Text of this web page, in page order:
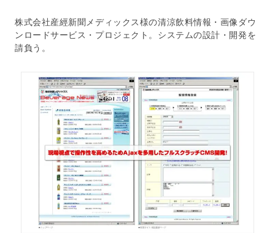
株式会社産經新聞メディックス様の清涼飲料情報・画像ダウ
ンロードサービス・プロジェクト。システムの設計・開発を
請負う。